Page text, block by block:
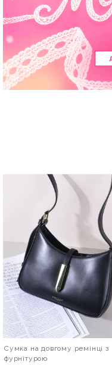
Сумка на довгому ремінці з
фурнітурою